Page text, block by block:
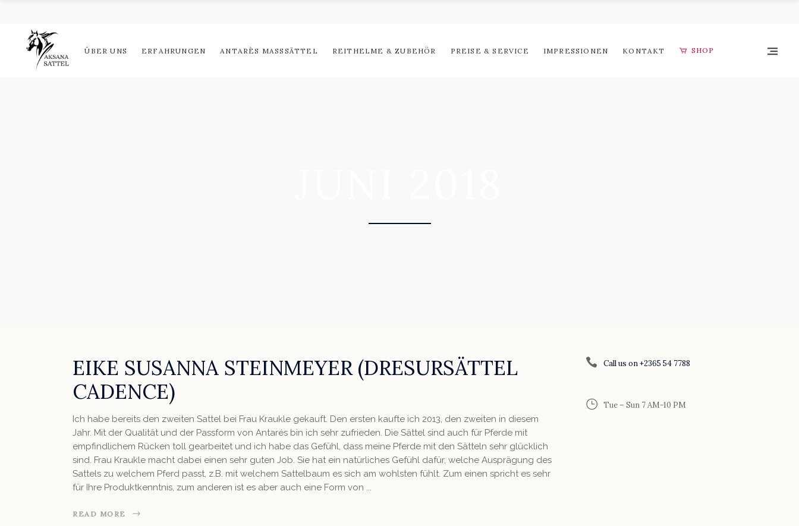
ÜBER UNS ERFAHRUNGEN ANTARÈS MASSSÄTTEL REITHELME & ZUBEHÖR PREISE & SERVICE IMPRESSIONEN KONTAKT SHOP
EIKE SUSANNA STEINMEYER (DRESURSÄTTEL
CADENCE)
Ich habe bereits den zweiten Sattel bei Frau Kraukle gekauft. Den ersten kaufte ich 2013, den zweiten in diesem
Jahr. Mit der Qualität und der Passform von Antarés bin ich sehr zufrieden. Die Sättel sind auch für Pferde mit
empfindlichem Rücken toll gearbeitet und ich habe das Gefühl, dass meine Pferde mit den Sätteln sehr glücklich
sind. Frau Kraukle macht dabei einen sehr guten Job. Sie hat ein natürliches Gefühl dafür, welche Ausprägung des
Sattels zu welchem Pferd passt, z.B. mit welchem Sattelbaum es sich am wohlsten fühlt. Zum einen spricht es sehr
für Ihre Produktkenntnis, zum anderen ist es aber auch eine Form von
READ MORE
Call us on +2365 54 7788
Tue – Sun 7 AM-10 PM